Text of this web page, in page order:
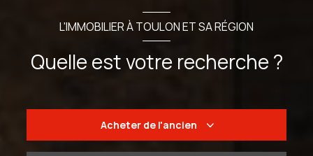
L'IMMOBILIER À TOULON ET SA RÉGION
Quelle est votre recherche ?
Acheter de l'ancien